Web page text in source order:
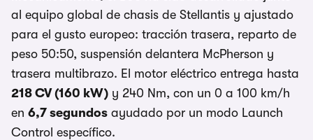
al equipo global de chasis de Stellantis y ajustado
para el gusto europeo: tracción trasera, reparto de
peso 50:50, suspensión delantera McPherson y
trasera multibrazo. El motor eléctrico entrega hasta
218 CV (160 kW) y 240 Nm, con un 0 a 100 km/h
en 6,7 segundos ayudado por un modo Launch
Control específico.